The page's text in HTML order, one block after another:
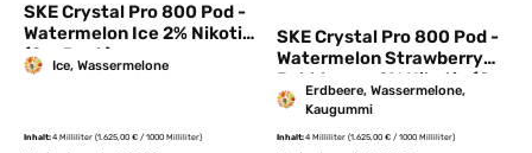
SKE Crystal Pro 800 Pod -
Watermelon Ice 2% Nikotin
(2er Pack)
Ice, Wassermelone
Inhalt:4 Milliliter (1.625,00 € / 1000 Milliliter)
SKE Crystal Pro 800 Pod -
Watermelon Strawberry
Bubblegum 2% Nikotin (2er
Pack)Erdbeere, Wassermelone,
Kaugummi
Inhalt:4 Milliliter (1.625,00 € / 1000 Milliliter)